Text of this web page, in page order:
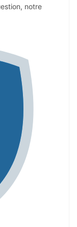
notre